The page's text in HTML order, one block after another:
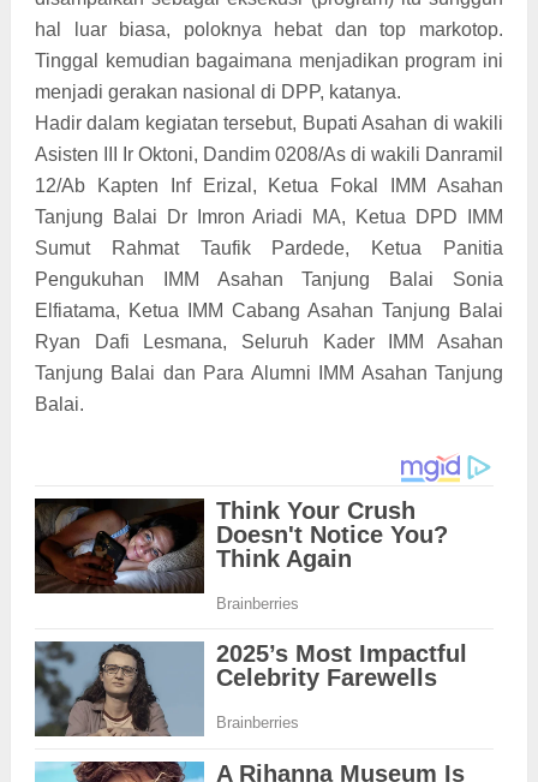
hal luar biasa, poloknya hebat dan top markotop.
Tinggal kemudian bagaimana menjadikan program ini
menjadi gerakan nasional di DPP, katanya.
Hadir dalam kegiatan tersebut, Bupati Asahan di wakili
Asisten III Ir Oktoni, Dandim 0208/As di wakili Danramil
12/Ab Kapten Inf Erizal, Ketua Fokal IMM Asahan
Tanjung Balai Dr Imron Ariadi MA, Ketua DPD IMM
Sumut Rahmat Taufik Pardede, Ketua Panitia
Pengukuhan IMM Asahan Tanjung Balai Sonia
Elfiatama, Ketua IMM Cabang Asahan Tanjung Balai
Ryan Dafi Lesmana, Seluruh Kader IMM Asahan
Tanjung Balai dan Para Alumni IMM Asahan Tanjung
Balai.